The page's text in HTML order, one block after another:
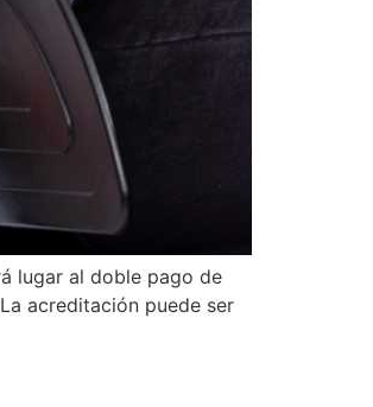
lugar al doble pago de
acreditación puede ser